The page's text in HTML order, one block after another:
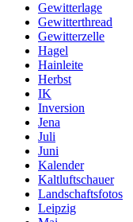
Gewitterlage
Gewitterthread
Gewitterzelle
Hagel
Hainleite
Herbst
IK
Inversion
Jena
Juli
Juni
Kalender
Kaltluftschauer
Landschaftsfotos
Leipzig